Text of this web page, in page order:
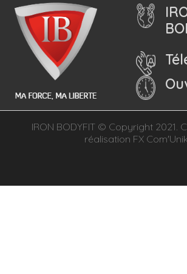
IRON BODYFIT © Copyright 2021.
réalisation FX Com'Unik